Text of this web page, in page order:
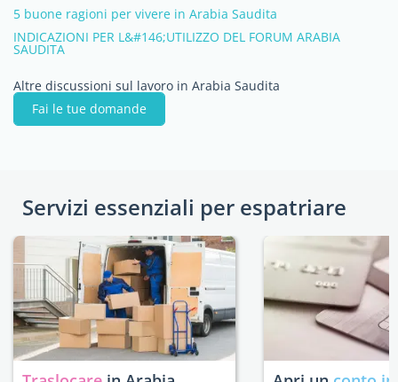
5 buone ragioni per vivere in Arabia Saudita
INDICAZIONI PER L&#146;UTILIZZO DEL FORUM ARABIA
SAUDITA
Altre discussioni sul lavoro in Arabia Saudita
Fai le tue domande
Servizi essenziali per espatriare